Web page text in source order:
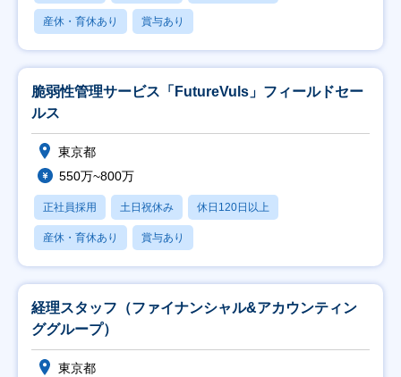
産休・育休あり 賞与あり
脆弱性管理サービス「FutureVuls」フィールドセー
ルス
東京都
550万~800万
正社員採用 土日祝休み 休日120日以上
産休・育休あり 賞与あり
経理スタッフ（ファイナンシャル&アカウンティン
ググループ）
東京都